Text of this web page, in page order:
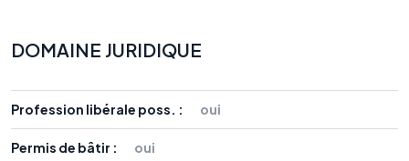
DOMAINE JURIDIQUE
Profession libérale poss. : oui
Permis de bâtir : oui